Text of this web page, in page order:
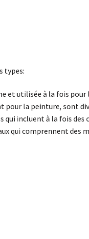
types:
et utilisée à la fois
pour la peinture, sont
qui incluent à la fois des
qui comprennent des